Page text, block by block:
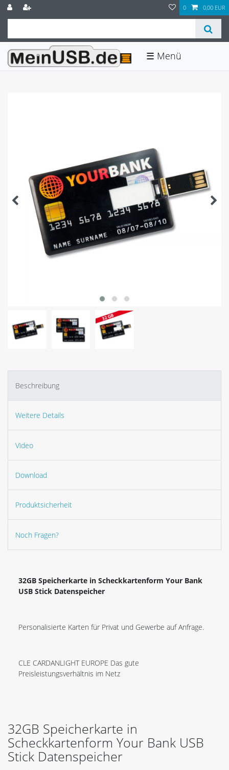
0 0,00 EUR
☰
Beschreibung
Weitere Details
Video
Download
Produktsicherheit
Noch Fragen?
32GB Speicherkarte in Scheckkartenform Your Bank
USB Stick Datenspeicher
Personalisierte Karten für Privat und Gewerbe auf Anfrage.
CLE CARDANLIGHT EUROPE Das gute
Preisleistungsverhältnis im Netz
32GB Speicherkarte in
Scheckkartenform Your Bank USB
Stick Datenspeicher